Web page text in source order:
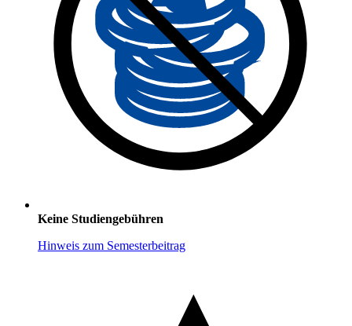
Keine Studiengebühren
Hinweis zum Semesterbeitrag